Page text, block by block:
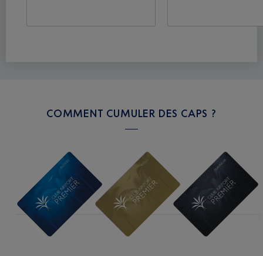
COMMENT CUMULER DES CAPS ?